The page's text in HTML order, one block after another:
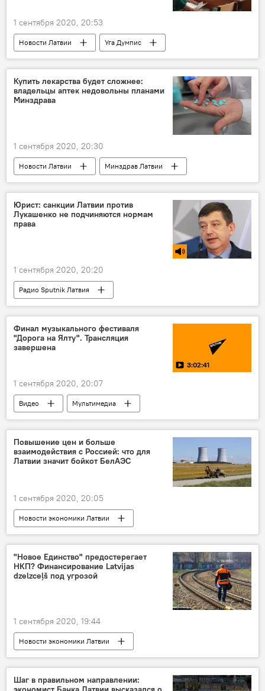
1 сентября 2020, 20:53
Новости Латвии
Уга Думпис
коронавирус
Латвия студенты
Купить лекарства будет сложнее:
владельцы аптек недовольны планами
Минздрава
1 сентября 2020, 20:30
Новости Латвии
Минздрав Латвии
лекарства
аптека
Юрист: санкции Латвии против
Лукашенко не подчиняются нормам
права
1 сентября 2020, 20:20
Радио Sputnik Латвия
Ситуация после выборов президента Беларуси
Беларусь
Латвия
политика
выборы президента
Финал музыкального фестиваля
"Дорога на Ялту". Трансляция
завершена
3:02:41
1 сентября 2020, 20:07
Видео
Мультимедиа
Новости культуры Латвии
Новости России
Новости мира
Ялта
Великая Отечественная война
фестиваль
Повышение цен и больше
взаимодействия с Россией: что для
Латвии значит бойкот БелАЭС
1 сентября 2020, 20:05
Новости экономики Латвии
Конфликт вокруг БелАЭС
Беларусь
БелАЭС
Латвия
электричество
"Новое Единство" предостерегает
НКП? Финансирование Latvijas
dzelzceļš под угрозой
1 сентября 2020, 19:44
Новости экономики Латвии
Латвийская железная дорога (LDz)
Новая консервативная партия (НКП)
Шаг в правильном направлении: